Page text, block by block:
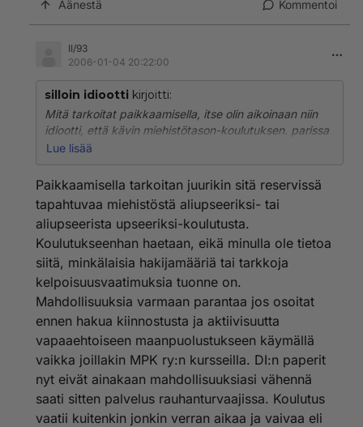
Äänestä Kommentoi
II/93
2006-01-04 20:22:00
silloin idiootti kirjoitti:
Mitä tarkoitat paikkaamisella, itse olin aikoinaan niin
idiootti, että kävin miehistötason-koulutuksen. parissa
vuodessa olen valmis DI. Työkokemusta ei johtotasolta
Onkohan mitään mahdollisuutta päästä
"paikkaamaan", Kun tohon miehistö-->Au
systeemiinkin vaaditaan johtajakokemusta siviilissä.
Oliskohan rauhanturvaamisesta mitään hyötyä. Jälki-
aukki tuskin enää mahdollinen. Ajattelin pyrkiä
rauhanturvaajaksi heti opiskelun jälkeen jos en saa
työtä tai sitten alan yrittäjäksi.
Lue lisää
Paikkaamisella tarkoitan juurikin sitä reservissä
tapahtuvaa miehistöstä aliupseeriksi- tai
aliupseerista upseeriksi-koulutusta.
Koulutukseenhan haetaan, eikä minulla ole tietoa
siitä, minkälaisia hakijamääriä tai tarkkoja
kelpoisuusvaatimuksia tuonne on.
Mahdollisuuksia varmaan parantaa jos osoitat
ennen hakua kiinnostusta ja aktiivisuutta
vapaaehtoiseen maanpuolustukseen käymällä
vaikka joillakin MPK ry:n kursseilla. DI:n paperit
nyt eivät ainakaan mahdollisuuksiasi vähennä
saati sitten palvelus rauhanturvaajissa. Koulutus
vaatii kuitenkin jonkin verran aikaa ja vaivaa eli